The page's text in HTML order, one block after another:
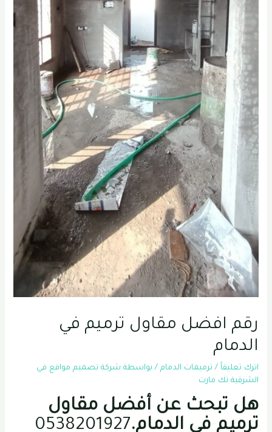
رقم افضل مقاول ترميم في
الدمام
اترك تعليقاً / ترميمات الدمام / بواسطة شركة تصميم مواقع في
الشرقية تك مارت
هل تبحث عن أفضل مقاول
ترميم في الدمام.0538201927